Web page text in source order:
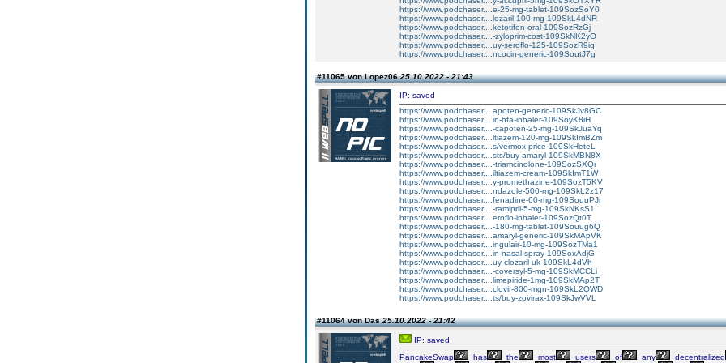
https://www.podchaser....e-25-mg-tablet-109SozSoY0
https://www.podchaser....lozaril-100-mg-109SkL4dNR
https://www.podchaser....ketotifen-oral-109SozRzGj
https://www.podchaser....-zyloprim-cost-109SkNK2yO
https://www.podchaser....uy-seroflo-125-109SozR9iq
https://www.podchaser....ncocin-generic-109SoutJ7g
#11065 von Lopez0625.10.2022 - 21:43
IP: saved
https://www.podchaser....apoten-generic-109SkJv8GC
https://www.podchaser....in-hfa-inhaler-109SoyK8iH
https://www.podchaser....-capoten-25-mg-109SkJuaYq
https://www.podchaser....ltiazem-120-mg-109SkImBZm
https://www.podchaser....s/vermox-price-109SkHeteL
https://www.podchaser....sts/buy-amaryl-109SkMBN8X
https://www.podchaser....-triamcinolone-109SozSXQr
https://www.podchaser....iltiazem-cream-109SkImT1W
https://www.podchaser....y-promethazine-109SozT5KV
https://www.podchaser....ndazole-500-mg-109SkL2z17
https://www.podchaser....fenadine-60-mg-109SouuPJr
https://www.podchaser....-ramipril-5-mg-109SkNKsS1
https://www.podchaser....eroflo-inhaler-109SozQt0T
https://www.podchaser....-180-mg-tablet-109Souug6Q
https://www.podchaser....amaryl-generic-109SkMApVK
https://www.podchaser....ingulair-10-mg-109SozTMa1
https://www.podchaser....in-nasal-spray-109SoxAdjG
https://www.podchaser....uy-clozaril-uk-109SkL4dVh
https://www.podchaser....-coversyl-5-mg-109SkMCCLi
https://www.podchaser....limepiride-1mg-109SkMAp2T
https://www.podchaser....clovir-800-mgn-109SkL2QWD
https://www.podchaser....ts/buy-zovirax-109SkJwVVL
#11064 von Das25.10.2022 - 21:42
IP: saved
PancakeSwap
has the most users of any decentralized